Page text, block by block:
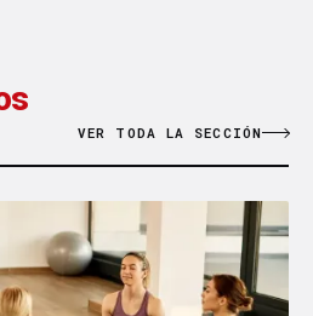
VER TODA LA SECCIÓN